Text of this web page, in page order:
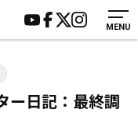
MENU
紹介
セス
員様の声
ー日記：最終調